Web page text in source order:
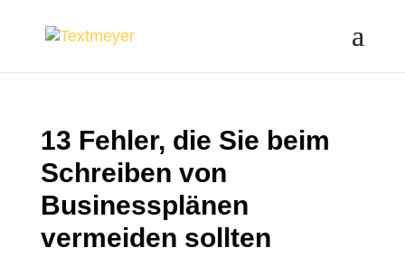
13 Fehler, die Sie beim
Schreiben von
Businessplänen
vermeiden sollten